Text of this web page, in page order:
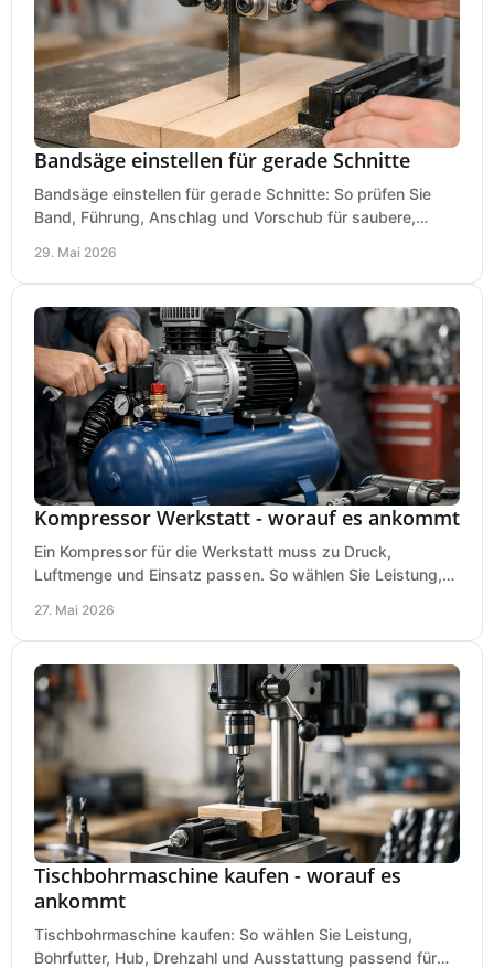
Bandsäge einstellen für gerade Schnitte
Bandsäge einstellen für gerade Schnitte: So prüfen Sie
Band, Führung, Anschlag und Vorschub für saubere,
29. Mai 2026
Kompressor Werkstatt - worauf es ankommt
Ein Kompressor für die Werkstatt muss zu Druck,
Luftmenge und Einsatz passen. So wählen Sie Leistung,
27. Mai 2026
Tischbohrmaschine kaufen - worauf es
ankommt
Tischbohrmaschine kaufen: So wählen Sie Leistung,
Bohrfutter, Hub, Drehzahl und Ausstattung passend für